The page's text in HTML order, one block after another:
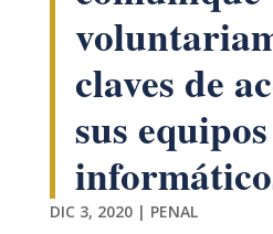
claves de
sus equipos
DIC 3, 2020| PENAL
Experiencia
Para que
nuestra web
funcione lo
durante tu
visita. Si
rechaza estas
cookies,
algunas